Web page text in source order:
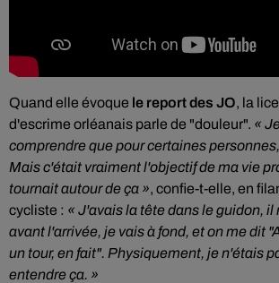
Quand elle évoque le report des JO, la
d'escrime orléanais parle de "douleur". «
comprendre que pour certaines
Mais c'était vraiment l'objectif de ma vie
tournait autour de ça », confie-t-elle, en
cycliste : « J'avais la tête dans le guidon,
avant l'arrivée, je vais à fond, et on me dit
un tour, en fait". Physiquement, je n'étais
entendre ça. »